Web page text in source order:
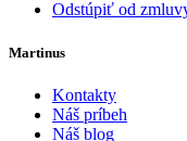
Odstúpiť od
Martinus
Kontakty
Náš príbeh
Náš blog